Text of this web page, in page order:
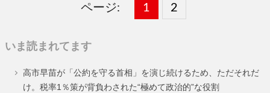
ページ:
固
ー
1 ,
固
ー
2
いま読まれてます
高市早苗が「公約を守る首相」を演じ続けるため、ただそれだ
け。税率1％策が背負わされた“極めて政治的”な役割